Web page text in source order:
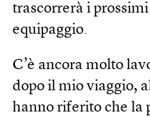
trascorrerà i
equipaggio.
C’è ancora molto
dopo il mio viaggio,
hanno riferito che la